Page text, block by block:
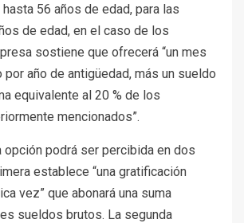
56 años de edad, para las
de edad, en el caso de los
sostiene que ofrecerá “un mes
año de antigüedad, más un sueldo
equivalente al 20 % de los
mencionados”.
podrá ser percibida en dos
establece “una gratificación
vez” que abonará una suma
sueldos brutos. La segunda